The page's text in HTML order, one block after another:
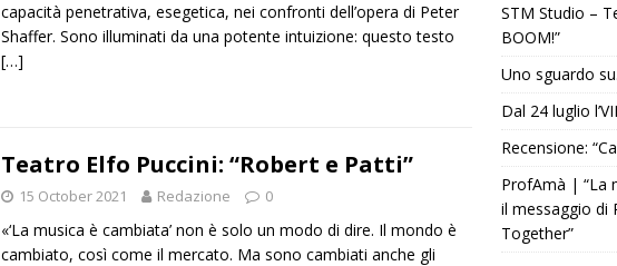
capacità penetrativa, esegetica, nei confronti dell’opera di Peter
Shaffer. Sono illuminati da una potente intuizione: questo testo
[…]
Teatro Elfo Puccini: “Robert e Patti”
15 October 2021 Redazione 0
«‘La musica è cambiata’ non è solo un modo di dire. Il mondo è
cambiato, così come il mercato. Ma sono cambiati anche gli
STM Studio –
BOOM!”
Uno sguardo
Dal 24 luglio
Recensione:
ProfAmà | “La
il messaggio di
Together”